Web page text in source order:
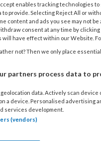
vind je artikelen
wie sprake is van
risicovoeten of
enables tracking technologies
to provide. Selecting Reject All or
content and ads you see may not
consent at any time by
will have effect within our Website.
not? Then we only place
partners process data to
data. Actively scan
a device. Personalised advertising
services development.
(vendors)